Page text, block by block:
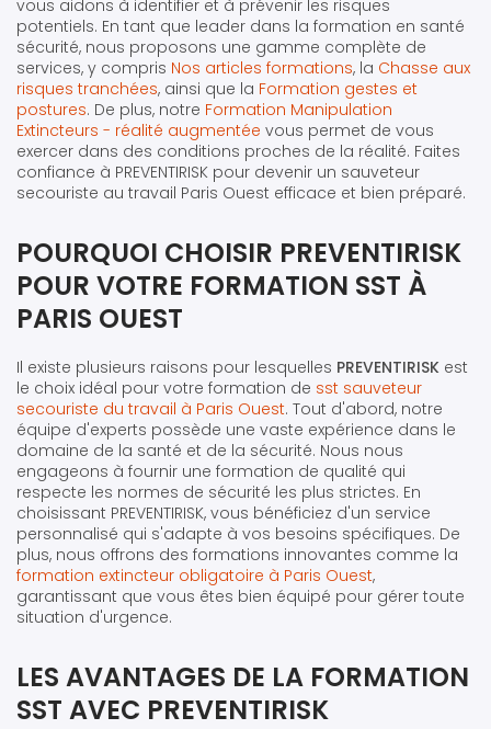
vous aidons à identifier et à prévenir les risques
potentiels. En tant que leader dans la formation en santé
sécurité, nous proposons une gamme complète de
services, y compris Nos articles formations, la Chasse aux
risques tranchées, ainsi que la Formation gestes et
postures. De plus, notre Formation Manipulation
Extincteurs - réalité augmentée vous permet de vous
exercer dans des conditions proches de la réalité. Faites
confiance à PREVENTIRISK pour devenir un sauveteur
secouriste au travail Paris Ouest efficace et bien préparé.
POURQUOI CHOISIR PREVENTIRISK
POUR VOTRE FORMATION SST À
PARIS OUEST
Il existe plusieurs raisons pour lesquelles PREVENTIRISK est
le choix idéal pour votre formation de sst sauveteur
secouriste du travail à Paris Ouest. Tout d'abord, notre
équipe d'experts possède une vaste expérience dans le
domaine de la santé et de la sécurité. Nous nous
engageons à fournir une formation de qualité qui
respecte les normes de sécurité les plus strictes. En
choisissant PREVENTIRISK, vous bénéficiez d'un service
personnalisé qui s'adapte à vos besoins spécifiques. De
plus, nous offrons des formations innovantes comme la
formation extincteur obligatoire à Paris Ouest,
garantissant que vous êtes bien équipé pour gérer toute
situation d'urgence.
LES AVANTAGES DE LA FORMATION
SST AVEC PREVENTIRISK